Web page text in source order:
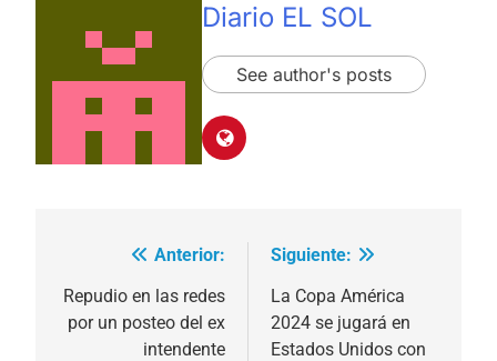
Diario EL SOL
See author's posts
Navegación
de
entradas
Anterior:
Repudio en las redes
por un posteo del ex
intendente
Siguiente:
La Copa América
2024 se jugará en
Estados Unidos con